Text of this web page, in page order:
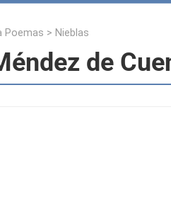
Poemas > Nieblas
de